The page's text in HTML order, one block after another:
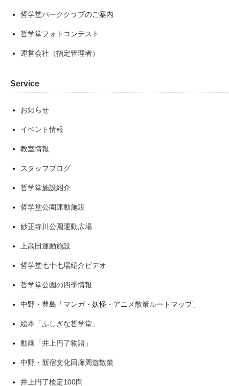
哲学堂パーククラブのご案内
哲学堂フォトコンテスト
運営会社（指定管理者）
Service
お知らせ
イベント情報
教室情報
スタッフブログ
哲学堂施設紹介
哲学堂公園運動施設
妙正寺川公園運動広場
上高田運動施設
哲学堂七十七場紹介ビデオ
哲学堂公園の四季情報
中野・豊島「マンガ・妖怪・アニメ散策ルートマップ」
絵本「ふしぎな哲学堂」
動画「井上円了物語」
中野・新宿文化回廊周遊散策
井上円了検定100問